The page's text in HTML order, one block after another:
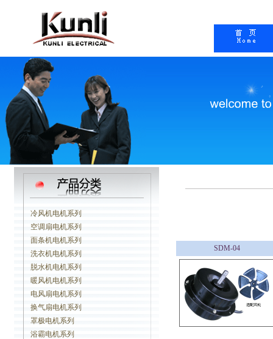
冷风机电机系列
空调扇电机系列
面条机电机系列
洗衣机电机系列
脱水机电机系列
暖风机电机系列
电风扇电机系列
换气扇电机系列
罩极电机系列
浴霸电机系列